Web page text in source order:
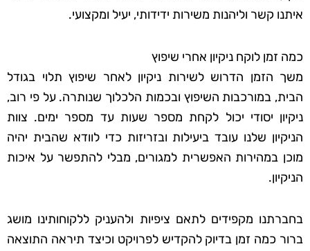
איתנו קשר וליהנות משירות ידידותי, יעיל ומקצועי.
כמה זמן לוקח ניקיון אחרי שיפוץ
משך הזמן הדרוש לשירות ניקיון לאחר שיפוץ תלוי בגודל
הבית, במורכבות השיפוץ ובכמות הלכלוך שנותרה. על פי רוב,
ניקיון יסודי יכול לקחת מספר שעות עד מספר ימים. צוות
הניקיון שלנו עובד ביעילות ובזריזות כדי לוודא שהבית יהיה
מוכן במהירות האפשרית למגורים, מבלי להתפשר על איכות
הניקיון.
בחברתנו מקפידים לתאם ציפיות ולהעניק ללקוחותינו מושג
ברור כמה זמן בדיוק להקדיש לפרויקט וכיצד תיראה התוצאה